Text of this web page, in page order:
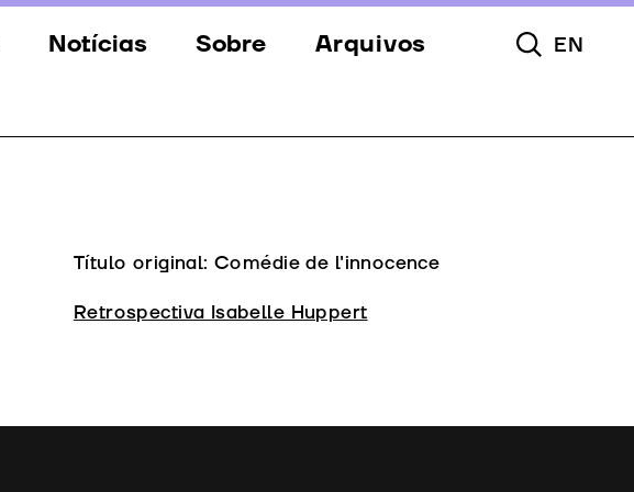
Notícias Sobre
Equipa
Downloads
Arquivos Pesquisar
EN
Título original: Comédie de l'innocence
Retrospectiva Isabelle Huppert